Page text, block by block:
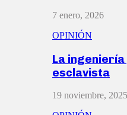
7 enero, 2026
OPINIÓN
La
esclavista
19 noviembre, 2025